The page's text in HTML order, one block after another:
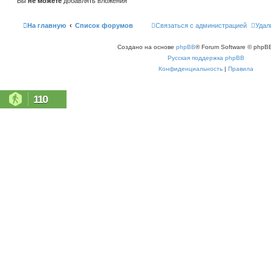
На главную Список форумов Связаться с администрацией
Создано на основе phpBB® Forum Software ©
Русская поддержка phpBB
Конфиденциальность | Правила
110